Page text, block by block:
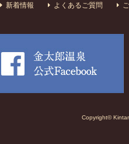
新着情報 よくあるご質問
Copyright©